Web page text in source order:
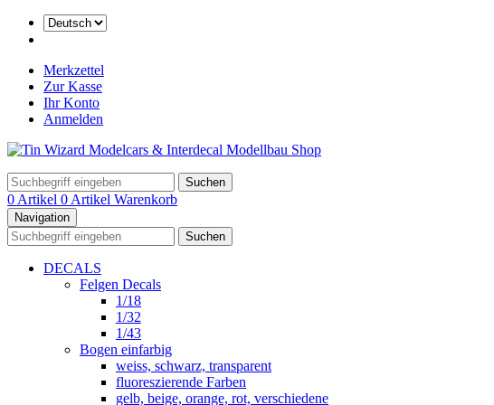
Merkzettel
Zur Kasse
Ihr Konto
Anmelden
Suchen
0 Artikel 0 Artikel Warenkorb
Navigation
Suchen
DECALS
Felgen Decals
1/18
1/32
1/43
Bogen einfarbig
weiss, schwarz, transparent
fluoreszierende Farben
gelb, beige, orange, rot, verschiedene